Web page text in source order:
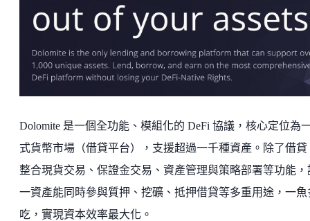
Dolomite 是一個全功能、模組化的 DeFi 協議，核心定位為
式貨幣市場（借貸平台），支援超過一千種資產。除了借貸
整合現貨交易、保證金交易、資產管理與策略部署等功能，
一資產能同時參與質押、挖礦、抵押借貸等多重用途，一魚
吃，實現資本效率最大化。